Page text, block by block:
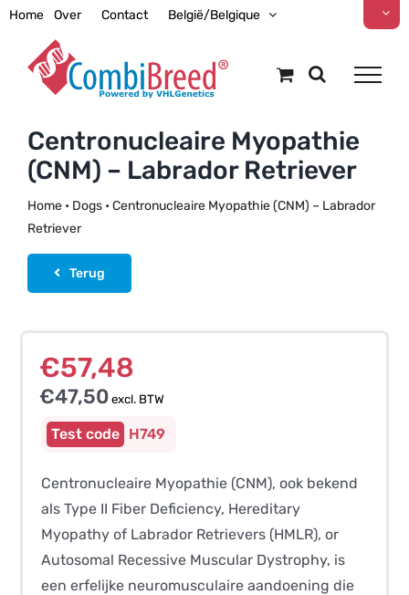
Ga
inhoud
Home Over Contact België/Belgique
Centronucleaire Myopathie
(CNM) – Labrador Retriever
Home• Dogs• Centronucleaire Myopathie (CNM) – Labrador
Retriever
Terug
€57,48
€47,50excl. BTW
H749
Centronucleaire Myopathie (CNM), ook bekend
als Type II Fiber Deficiency, Hereditary
Myopathy of Labrador Retrievers (HMLR), or
Autosomal Recessive Muscular Dystrophy, is
een erfelijke neuromusculaire aandoening die